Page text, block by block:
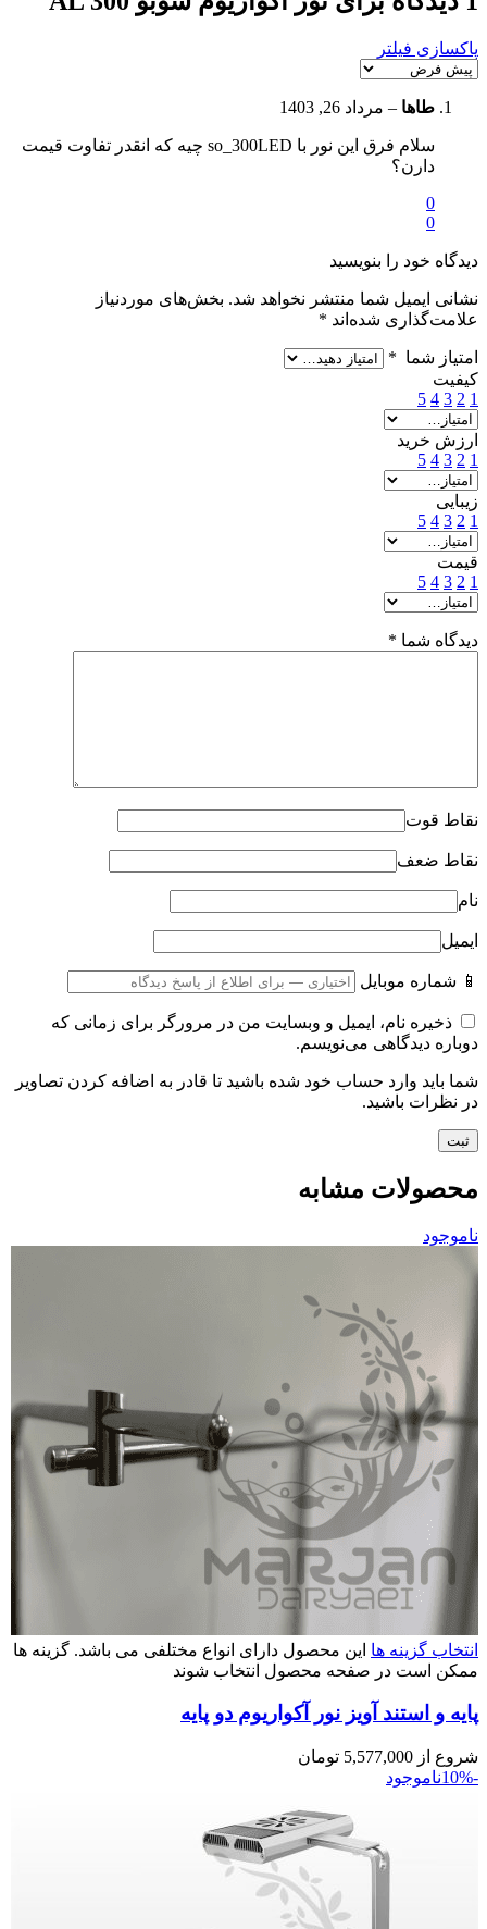
پاکسازی فیلتر
طاها – مرداد 26, 1403
سلام فرق این نور با so_300LED چیه که انقدر تفاوت قیمت
دارن؟
0
0
دیدگاه خود را بنویسید
نشانی ایمیل شما منتشر نخواهد شد. بخش‌های موردنیاز
علامت‌گذاری شده‌اند *
امتیاز شما *
کیفیت
1
2
3
4
5
ارزش خرید
1
2
3
4
5
زیبایی
1
2
3
4
5
قیمت
1
2
3
4
5
دیدگاه شما *
نقاط قوت
نقاط ضعف
نام
ایمیل
📱 شماره موبایل
ذخیره نام، ایمیل و وبسایت من در مرورگر برای زمانی که
دوباره دیدگاهی می‌نویسم.
شما باید وارد حساب خود شده باشید تا قادر به اضافه کردن تصاویر
در نظرات باشید.
محصولات مشابه
ناموجود
انتخاب گزینه ها این محصول دارای انواع مختلفی می باشد. گزینه ها
ممکن است در صفحه محصول انتخاب شوند
پایه و استند آویز نور آکواریوم دو پایه
شروع از 5,577,000 تومان
-10%
ناموجود